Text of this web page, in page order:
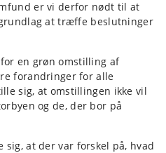
er vi derfor nødt til at
at træffe beslutninger
en grøn omstilling af
forandringer for alle
sig, at omstillingen ikke vil
og de, der bor på
sig, at der var forskel på, hvad